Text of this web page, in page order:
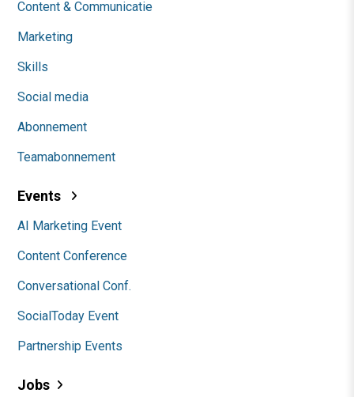
Content & Communicatie
Marketing
Skills
Social media
Abonnement
Teamabonnement
Events
AI Marketing Event
Content Conference
Conversational Conf.
SocialToday Event
Partnership Events
Jobs